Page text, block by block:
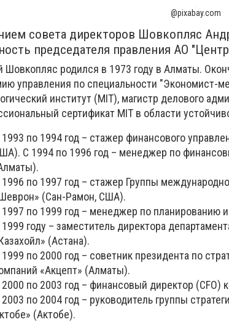
@pixabay.com
совета директоров Шовкопляс
председателя правления АО
Шовкопляс родился в 1973 году в Алматы.
управления по специальности "Экономист-
институт (MIT), магистр делового
сертификат MIT в области
по 1994 год – стажер финансового
С 1994 по 1996 год – менеджер по
по 1997 год – стажер Группы
(Сан-Рамон, США).
по 1999 год – менеджер по планированию
году – заместитель директора
(Астана).
по 2000 год – советник президента по
«Акцепт» (Алматы).
по 2003 год – финансовый директор
по 2004 год – руководитель группы
(Актобе).